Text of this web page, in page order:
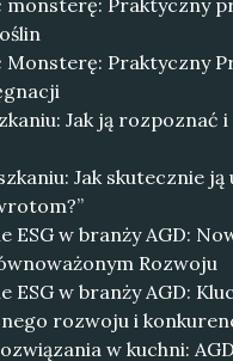
monsterę: Praktyczny
Monsterę: Praktyczny
Jak ją rozpoznać
Jak skutecznie ją
ESG w branży AGD:
Rozwoju
ESG w branży AGD:
rozwoju i
w kuchni: